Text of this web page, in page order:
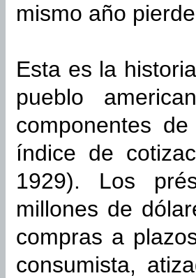
mismo año
Esta es la
pueblo
componentes
índice de
1929). Los
millones de
compras a
consumista,